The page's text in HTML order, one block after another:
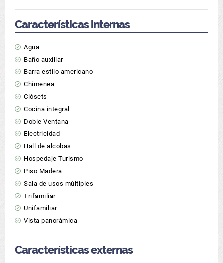
Características internas
Agua
Baño auxiliar
Barra estilo americano
Chimenea
Clósets
Cocina integral
Doble Ventana
Electricidad
Hall de alcobas
Hospedaje Turismo
Piso Madera
Sala de usos múltiples
Trifamiliar
Unifamiliar
Vista panorámica
Características externas